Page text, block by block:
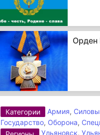
Орден
Категории Армия,
Государство, Оборона,
Ульяновск,